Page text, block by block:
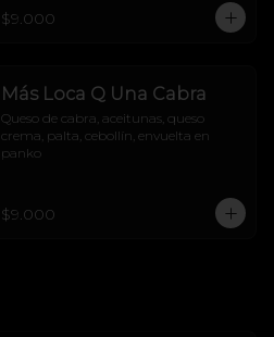
😏💛
$9.000
Más Loca Q Una Cabra
Queso de cabra, aceitunas, queso
crema, palta, cebollín, envuelta en
panko
$9.000